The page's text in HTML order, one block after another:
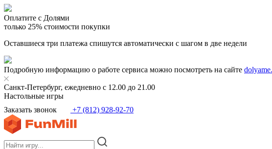
Оплатите с Долями
только 25% стоимости покупки
Оставшиеся три платежа спишутся автоматически с шагом в две недели
Подробную информацию о работе сервиса можно посмотреть на сайте
Санкт-Петербург, ежедневно с 12.00 до 21.00
Настольные игры
Заказать звонок
+7 (812) 928-92-70